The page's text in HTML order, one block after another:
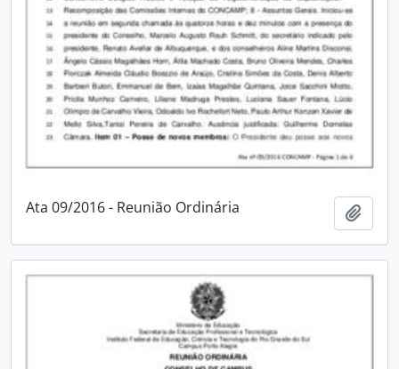
Ata 09/2016 - Reunião Ordinária